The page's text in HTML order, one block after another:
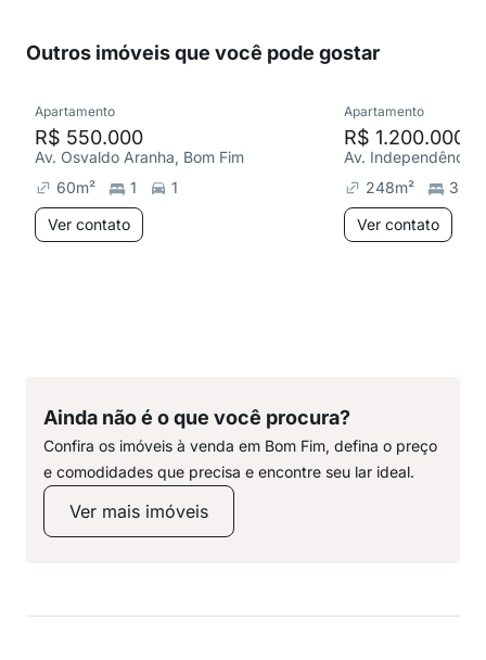
Outros imóveis que você pode gostar
Apartamento
R$ 550.000
Av. Osvaldo Aranha, Bom Fim
60m² 1
1
Ver contato
Apartamento
R$ 1.200.000
Av. Independência,
248m²
3
Ver contato
Ainda não é o que você procura?
Confira os imóveis à venda em Bom Fim, defina o preço
e comodidades que precisa e encontre seu lar ideal.
Ver mais imóveis